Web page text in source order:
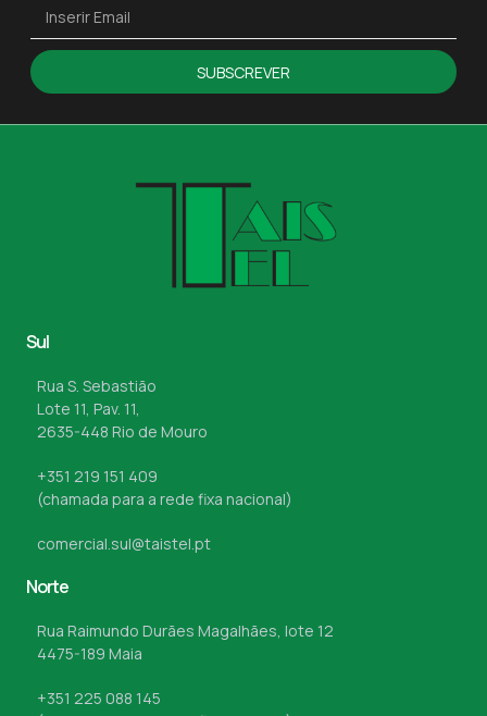
SUBSCREVER
Sul
Rua S. Sebastião
Lote 11, Pav. 11,
2635-448 Rio de Mouro
+351 219 151 409
(chamada para a rede fixa nacional)
comercial.sul@taistel.pt
Norte
Rua Raimundo Durães Magalhães, lote 12
4475-189 Maia
+351 225 088 145